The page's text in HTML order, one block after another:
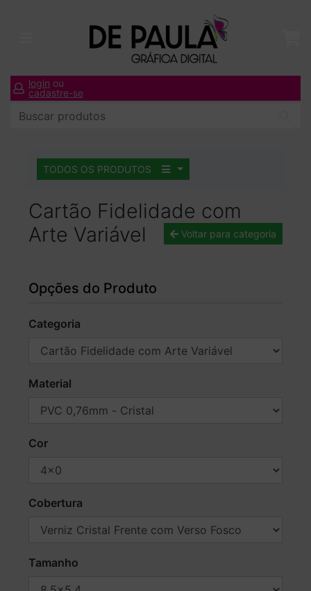
login ou
cadastre-se
TODOS OS PRODUTOS
Cartão Fidelidade com
Arte Variável
Voltar para categoria
Opções do Produto
Categoria
Material
Cor
Cobertura
Tamanho